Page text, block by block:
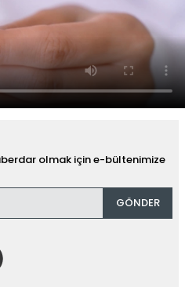
olmak için e-bültenimize
GÖNDER